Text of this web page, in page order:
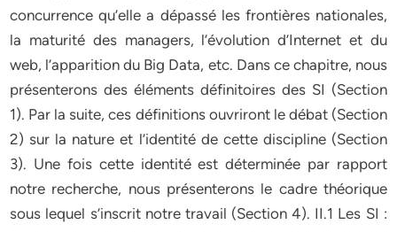
concurrence qu’elle a dépassé les frontières nationales,
la maturité des managers, l’évolution d’Internet et du
web, l’apparition du Big Data, etc. Dans ce chapitre, nous
présenterons des éléments définitoires des SI (Section
1). Par la suite, ces définitions ouvriront le débat (Section
2) sur la nature et l’identité de cette discipline (Section
3). Une fois cette identité est déterminée par rapport
notre recherche, nous présenterons le cadre théorique
sous lequel s’inscrit notre travail (Section 4). II.1 Les SI :